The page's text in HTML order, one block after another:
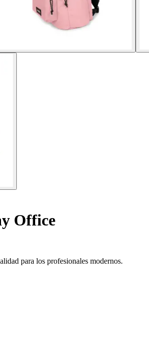
Office
para los profesionales modernos.